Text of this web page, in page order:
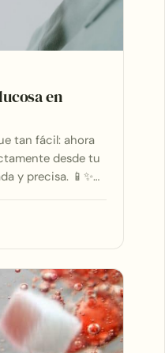
en
tan fácil: ahora
desde tu
y precisa. 📱✨…